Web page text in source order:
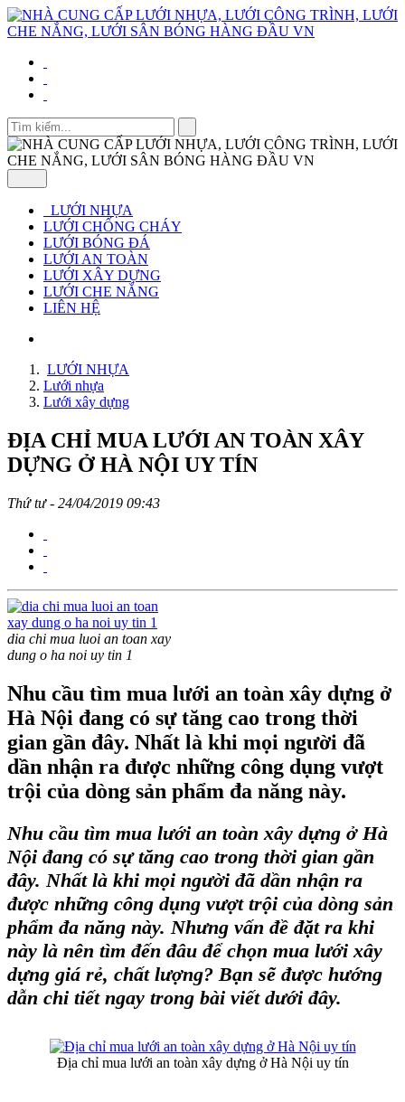
LƯỚI NHỰA
LƯỚI CHỐNG CHÁY
LƯỚI BÓNG ĐÁ
LƯỚI AN TOÀN
LƯỚI XÂY DỰNG
LƯỚI CHE NẮNG
LIÊN HỆ
LƯỚI NHỰA
Lưới nhựa
Lưới xây dựng
ĐỊA CHỈ MUA LƯỚI AN TOÀN XÂY
DỰNG Ở HÀ NỘI UY TÍN
Thứ tư - 24/04/2019 09:43
dia chi mua luoi an toan xay
dung o ha noi uy tin 1
Nhu cầu tìm mua lưới an toàn xây dựng ở
Hà Nội đang có sự tăng cao trong thời
gian gần đây. Nhất là khi mọi người đã
dần nhận ra được những công dụng vượt
trội của dòng sản phẩm đa năng này.
Nhu cầu tìm mua lưới an toàn xây dựng ở Hà
Nội đang có sự tăng cao trong thời gian gần
đây. Nhất là khi mọi người đã dần nhận ra
được những công dụng vượt trội của dòng sản
phẩm đa năng này. Nhưng vấn đề đặt ra khi
này là nên tìm đến đâu để chọn mua lưới xây
dựng giá rẻ, chất lượng? Bạn sẽ được hướng
dẫn chi tiết ngay trong bài viết dưới đây.
Địa chỉ mua lưới an toàn xây dựng ở Hà Nội uy tín